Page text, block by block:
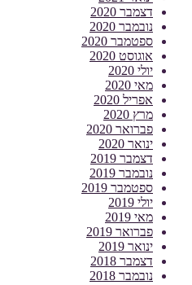
דצמבר 2020
נובמבר 2020
ספטמבר 2020
אוגוסט 2020
יולי 2020
מאי 2020
אפריל 2020
מרץ 2020
פברואר 2020
ינואר 2020
דצמבר 2019
נובמבר 2019
ספטמבר 2019
יולי 2019
מאי 2019
פברואר 2019
ינואר 2019
דצמבר 2018
נובמבר 2018